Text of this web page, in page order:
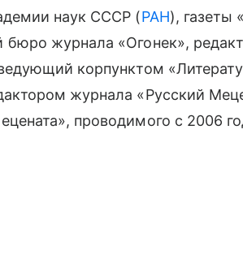
наук СССР (РАН), газеты
журнала «Огонек»,
корпунктом
журнала «Русский
проводимого с 2006